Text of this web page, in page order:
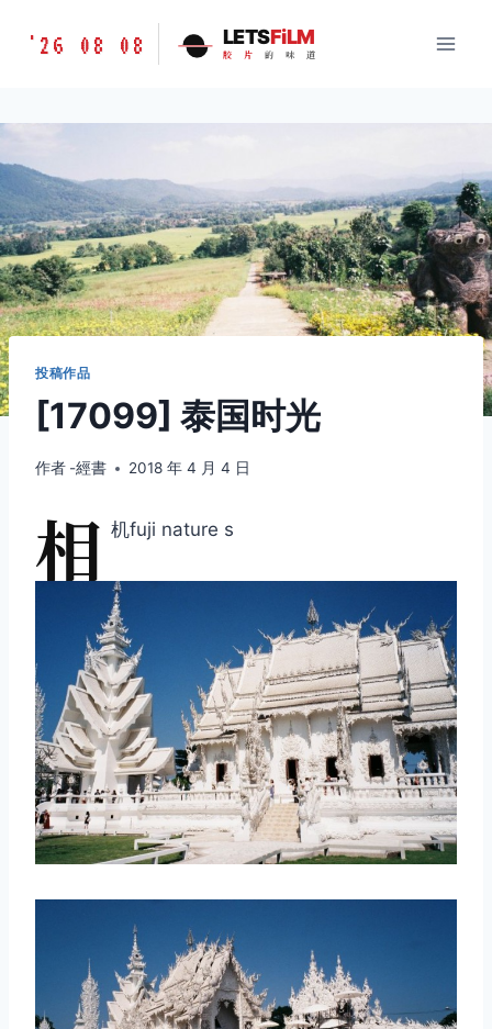
胶
味
LETSFILM
'26 08 08 LETSFiLM
胶 片 的 味 道
投稿作品
[17099] 泰国时光
作者 -經書 2018 年 4 月 4 日
相 机fuji nature s